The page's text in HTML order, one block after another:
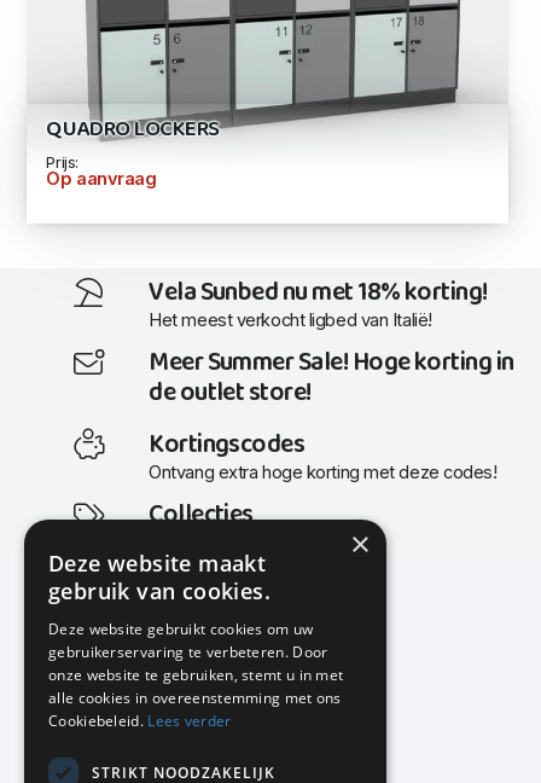
QUADRO LOCKERS
Prijs:
Op aanvraag
Vela Sunbed nu met 18% korting!
Het meest verkocht ligbed van Italië!
Meer Summer Sale! Hoge korting in
de outlet store!
Kortingscodes
Ontvang extra hoge korting met deze codes!
Collecties
Actuele en populaire collecties
KMP Kantoormeubilair
Airport Business Park
Frankfurtstraat 29-31
1175 RH Lijnden
×
Deze website maakt
gebruik van cookies.
Deze website gebruikt cookies om uw
gebruikerservaring te verbeteren. Door
onze website te gebruiken, stemt u in met
alle cookies in overeenstemming met ons
Cookiebeleid. Lees verder
STRIKT NOODZAKELIJK